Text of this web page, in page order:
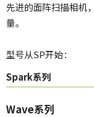
先进的面阵扫描相机
量。
型号从SP开始：
Spark系列
Wave系列